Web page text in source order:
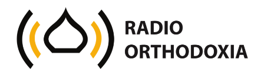
RSS FEED
SHARE
LINK
EMBED